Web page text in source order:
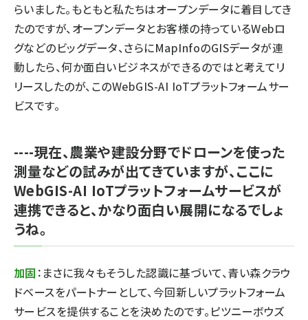
らいました。もともと私たちはオープンデータに着目してき
たのですが、オープンデータとお客様の持っているWebロ
グなどのビッグデータ、さらにMapInfoのGISデータが連
動したら、何か面白いビジネスができるのではと考えてリ
リースしたのが、このWebGIS-AI IoTプラットフォームサー
ビスです。
----現在、農業や建設分野でドローンを使った
測量などの試みが出てきていますが、ここに
WebGIS-AI IoTプラットフォームサービスが
連携できると、かなり面白い展開になるでしょ
うね。
加固 ：まさに我々もそうした認識に基づいて、青い森クラウ
ドベースをパートナーとして、今回新しいプラットフォーム
サービスを提供することを決めたのです。ピツニーボウズ